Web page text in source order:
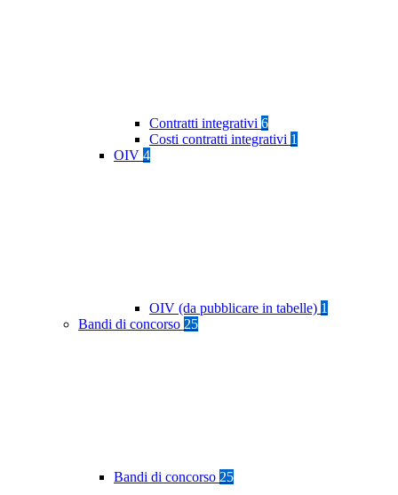
Contratti integrativi 6
Costi contratti integrativi 1
OIV 4
OIV (da pubblicare in tabelle) 1
Bandi di concorso 25
Bandi di concorso 25